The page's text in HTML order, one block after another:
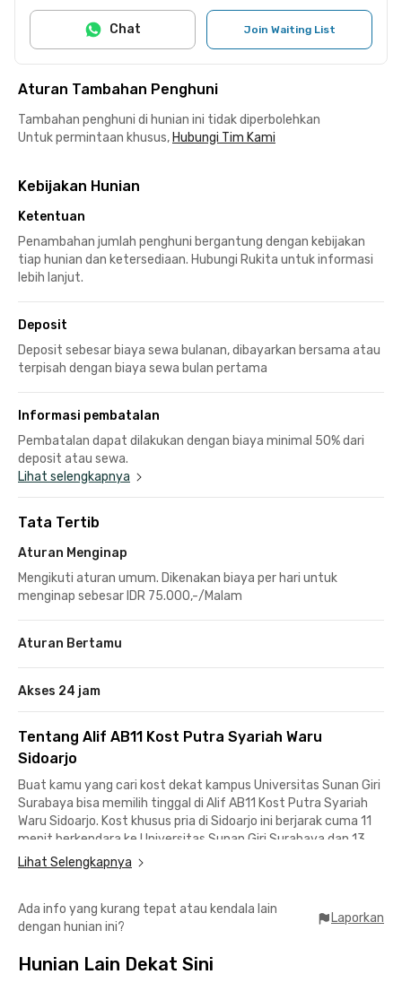
Join Waiting List
Chat
Aturan Tambahan Penghuni
Tambahan penghuni di hunian ini tidak diperbolehkan
Untuk permintaan khusus, Hubungi Tim Kami
Kebijakan Hunian
Ketentuan
Penambahan jumlah penghuni bergantung dengan kebijakan
tiap hunian dan ketersediaan. Hubungi Rukita untuk informasi
lebih lanjut.
Deposit
Deposit sebesar biaya sewa bulanan, dibayarkan bersama atau
terpisah dengan biaya sewa bulan pertama
Informasi pembatalan
Pembatalan dapat dilakukan dengan biaya minimal 50% dari
deposit atau sewa.
Lihat selengkapnya
Tata Tertib
Aturan Menginap
Mengikuti aturan umum. Dikenakan biaya per hari untuk
menginap sebesar IDR 75.000,-/Malam
Aturan Bertamu
Akses 24 jam
Tentang Alif AB11 Kost Putra Syariah Waru
Sidoarjo
Buat kamu yang cari kost dekat kampus Universitas Sunan Giri
Surabaya bisa memilih tinggal di Alif AB11 Kost Putra Syariah
Waru Sidoarjo. Kost khusus pria di Sidoarjo ini berjarak cuma 11
menit berkendara ke Universitas Sunan Giri Surabaya dan 13
menit ke Universitas Kristen Petra.
kantoran yang bekerja di daerah Waru Sidoarjo dan Tawangsari
Surabaya. Menuju Terminal Bungurasih dan Stasiun Waru pun
Bandara Internasional Juanda dapat dicapai kurang dari menit
Lihat Selengkapnya
Ada info yang kurang tepat atau kendala lain
dengan hunian ini?
Laporkan
Hunian Lain Dekat Sini